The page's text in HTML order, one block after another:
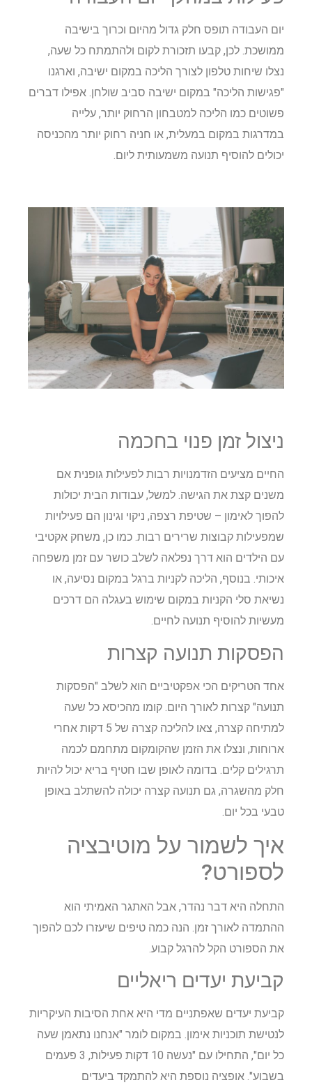
יום העבודה תופס חלק גדול מהיום וכרוך בישיבה
ממושכת. לכן, קבעו תזכורת לקום ולהתמתח כל שעה,
נצלו שיחות טלפון לצורך הליכה במקום ישיבה, וארגנו
"פגישות הליכה" במקום ישיבה סביב שולחן. אפילו דברים
פשוטים כמו הליכה למטבחון הרחוק יותר, עלייה
במדרגות במקום במעלית, או חניה רחוק יותר מהכניסה
יכולים להוסיף תנועה משמעותית ליום.
ניצול זמן פנוי בחכמה
החיים מציעים הזדמנויות רבות לפעילות גופנית אם
משנים קצת את הגישה. למשל, עבודות הבית יכולות
להפוך לאימון – שטיפת רצפה, ניקוי וגינון הם פעילויות
שמפעילות קבוצות שרירים רבות. כמו כן, משחק אקטיבי
עם הילדים הוא דרך נפלאה לשלב כושר עם זמן משפחה
איכותי. בנוסף, הליכה לקניות ברגל במקום נסיעה, או
נשיאת סלי הקניות במקום שימוש בעגלה הם דרכים
מעשיות להוסיף תנועה לחיים.
הפסקות תנועה קצרות
אחד הטריקים הכי אפקטיביים הוא לשלב "הפסקות
תנועה" קצרות לאורך היום. קומו מהכיסא כל שעה
למתיחה קצרה, צאו להליכה קצרה של 5 דקות אחרי
ארוחות, ונצלו את הזמן שהקומקום מתחמם לכמה
תרגילים קלים. בדומה לאופן שבו חטיף בריא יכול להיות
חלק מהשגרה, גם תנועה קצרה יכולה להשתלב באופן
טבעי בכל יום.
איך לשמור על מוטיבציה
לספורט?
התחלה היא דבר נהדר, אבל האתגר האמיתי הוא
ההתמדה לאורך זמן. הנה כמה טיפים שיעזרו לכם להפוך
את הספורט הקל להרגל קבוע.
קביעת יעדים ריאליים
קביעת יעדים שאפתניים מדי היא אחת הסיבות העיקריות
לנטישת תוכניות אימון. במקום לומר "אנחנו נתאמן שעה
כל יום", התחילו עם "נעשה 10 דקות פעילות, 3 פעמים
בשבוע". אופציה נוספת היא להתמקד ביעדים